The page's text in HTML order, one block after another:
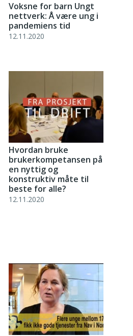
Voksne for barn Ungt
nettverk: Å være ung i
pandemiens tid
12.11.2020
Hvordan bruke
brukerkompetansen på
en nyttig og
konstruktiv måte til
beste for alle?
12.11.2020